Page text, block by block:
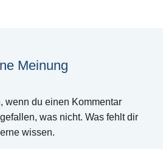
Meinung
wenn du einen Kommentar
was nicht. Was fehlt dir
wissen.